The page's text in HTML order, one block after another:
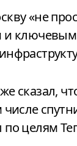
«не
и
сказал,
целям